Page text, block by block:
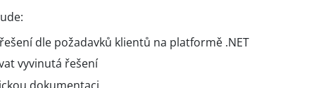
dle požadavků klientů na platformě .NET
vyvinutá řešení